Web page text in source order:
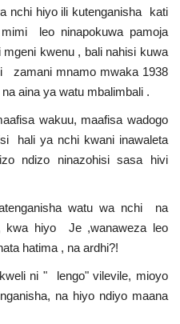
nchi hiyo ili kutenganisha kati
leo ninapokuwa pamoja
kwenu , bali nahisi kuwa
zamani mnamo mwaka 1938
aina ya watu mbalimbali .
wakuu, maafisa wadogo
hali ya nchi kwani inawaleta
ndizo ninazohisi sasa hivi
watu wa nchi na
kwa hiyo Je ,wanaweza leo
hatima , na ardhi?!
ni " lengo" vilevile, mioyo
na hiyo ndiyo maana